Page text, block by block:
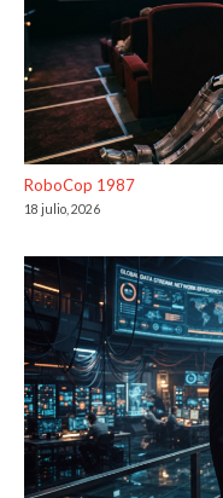
RoboCop 1987
18 julio, 2026